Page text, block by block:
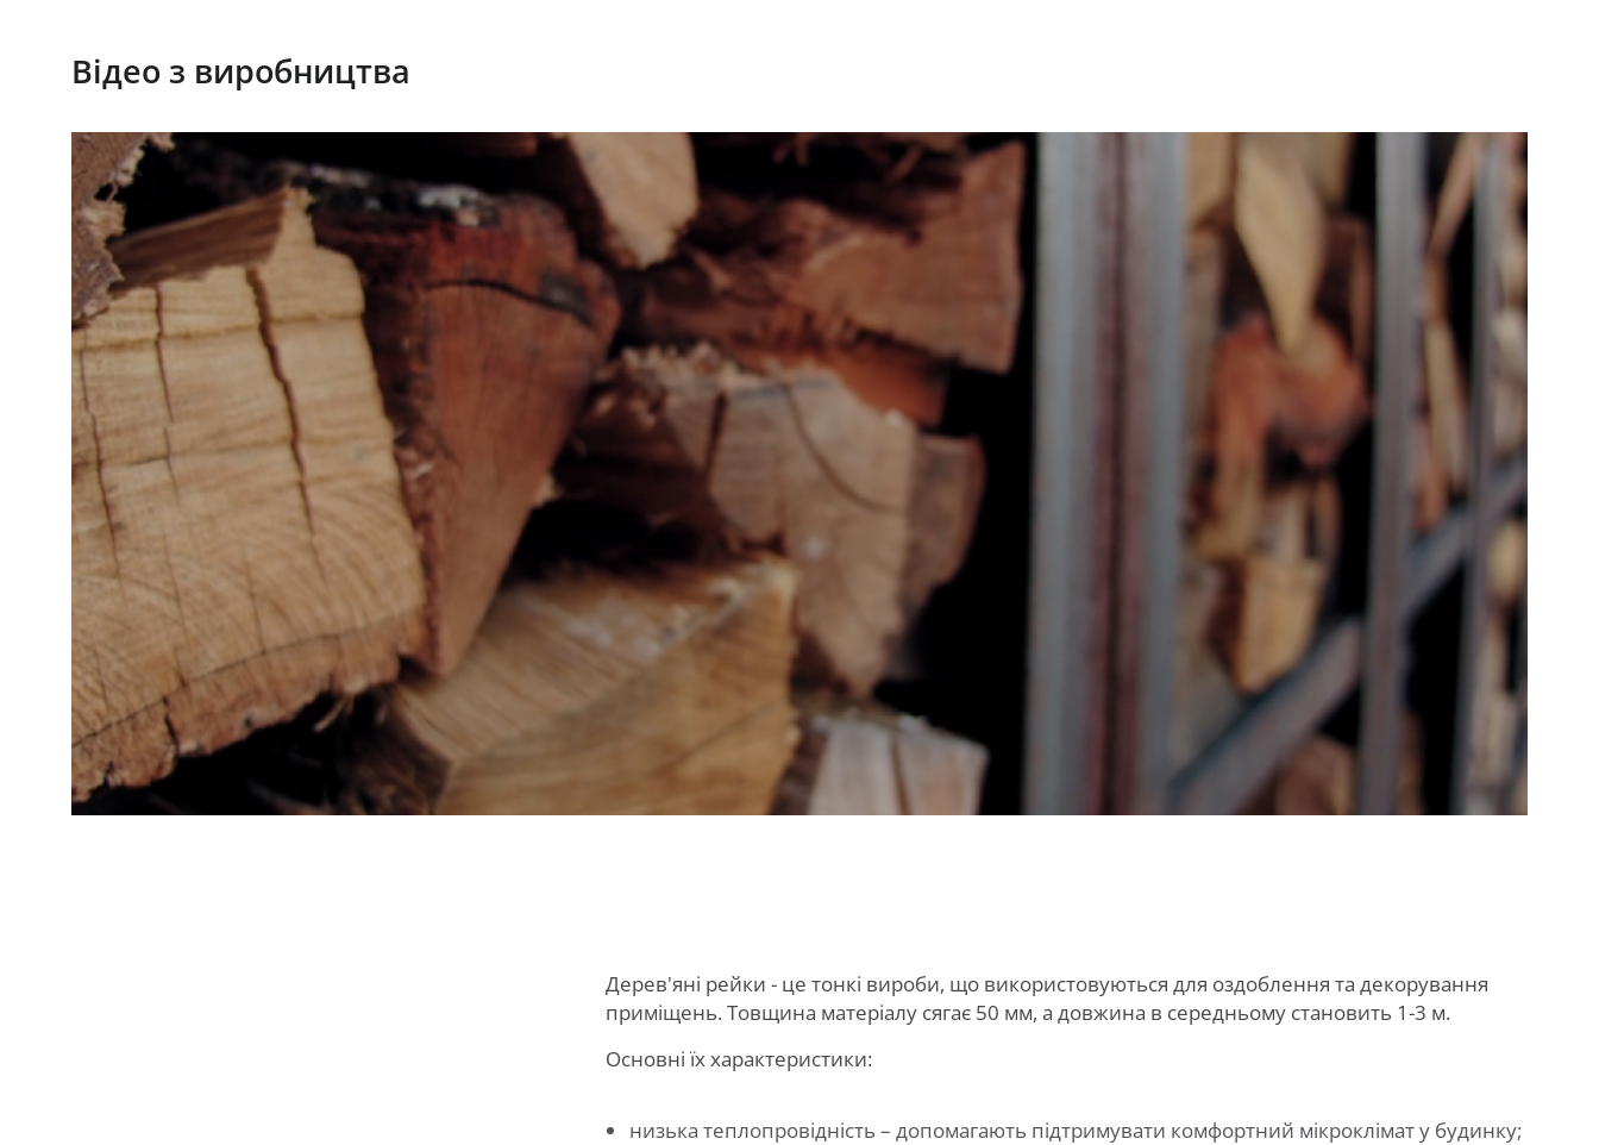
Відео з виробництва
Дерев'яні рейки - це тонкі вироби, що використовуються для оздоблення та декорування
приміщень. Товщина матеріалу сягає 50 мм, а довжина в середньому становить 1-3 м.
Основні їх характеристики:
низька теплопровідність – допомагають підтримувати комфортний мікроклімат у будинку;